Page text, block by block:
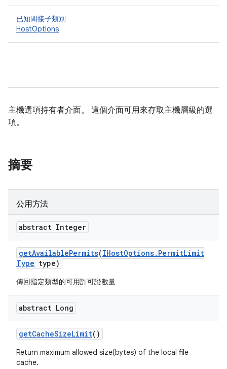
已知間接子類別
HostOptions
主機選項持有者介面。 這個介面可用來存取主機層級的選
項。
摘要
公用方法
abstract Integer
getAvailablePermits(IHostOptions. PermitLimit
Type type)
傳回指定類型的可用許可證數量
abstract Long
getCacheSizeLimit()
Return maximum allowed size(bytes) of the local file
cache.